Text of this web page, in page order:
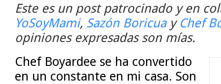
Este es un post patrocinado y en
YoSoyMami, Sazón Boricuay Chef
opiniones expresadas son mías.
Chef Boyardee se ha convertido
en un constante en mi casa. Son